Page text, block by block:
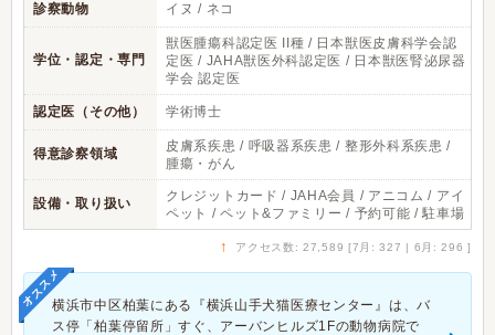
診察動物 イヌ / ネコ
学位・認定・専門
獣医腫瘍科認定医 II種 / 日本獣医皮膚科学会認
定医 / JAHA獣医外科認定医 / 日本獣医腎泌尿器
学会 認定医
認定医（その他） 学術博士
得意診察領域
皮膚系疾患 / 呼吸器系疾患 / 整形外科系疾患 /
腫瘍・がん
設備・取り扱い
クレジットカード / JAHA会員 / アニコム / アイ
ペット / ペット&ファミリー / 予約可能 / 駐車場
↑ アクセス数: 27,589 [7月: 327 | 6月: 296 ]
オススメ横浜市中区柏葉にある『横浜山手犬猫医療センター』は、バ
ス停「柏葉停留所」すぐ、アーバンヒルズ1Fの動物病院で